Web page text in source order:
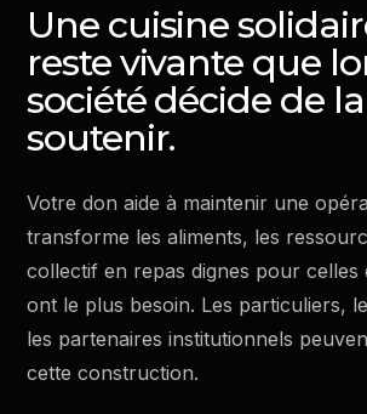
Une cuisine
reste vivante que
société décide de la
soutenir.
Votre don aide à maintenir une
transforme les aliments, les
collectif en repas dignes pour celles
ont le plus besoin. Les particuliers,
les partenaires institutionnels
cette construction.